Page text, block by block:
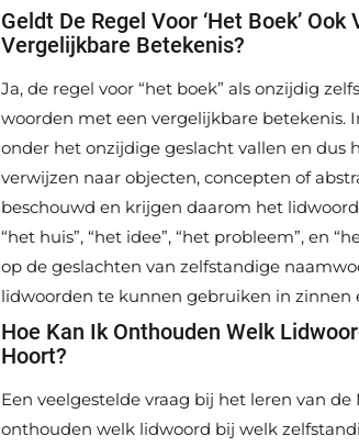
Geldt De Regel Voor ‘het Boek’
Vergelijkbare Betekenis?
Ja, de regel voor “het boek” als onzijdig
woorden met een vergelijkbare betekenis.
onder het onzijdige geslacht vallen en dus
verwijzen naar objecten, concepten of
beschouwd en krijgen daarom het
“het huis”, “het idee”, “het probleem”, en
op de geslachten van zelfstandige
lidwoorden te kunnen gebruiken in zinnen
Hoe Kan Ik Onthouden Welk
Hoort?
Een veelgestelde vraag bij het leren van de
onthouden welk lidwoord bij welk